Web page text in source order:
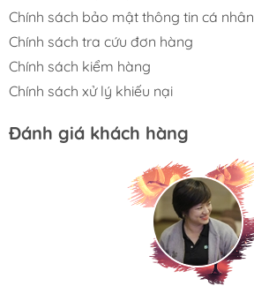
Chính sách bảo mật thông tin cá nhân
Chính sách tra cứu đơn hàng
Chính sách kiểm hàng
Chính sách xử lý khiếu nại
Đánh giá khách hàng